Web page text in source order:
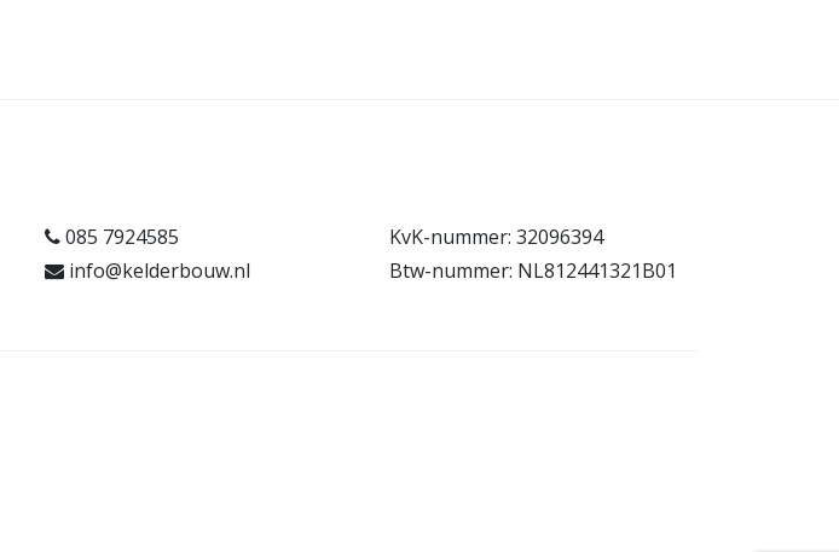
085 7924585
info@kelderbouw.nl
KvK-nummer: 32096394
Btw-nummer: NL812441321B01